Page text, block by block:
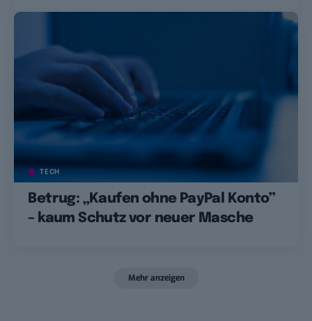
TECH
Betrug: „Kaufen ohne PayPal Konto”
– kaum Schutz vor neuer Masche
Mehr anzeigen